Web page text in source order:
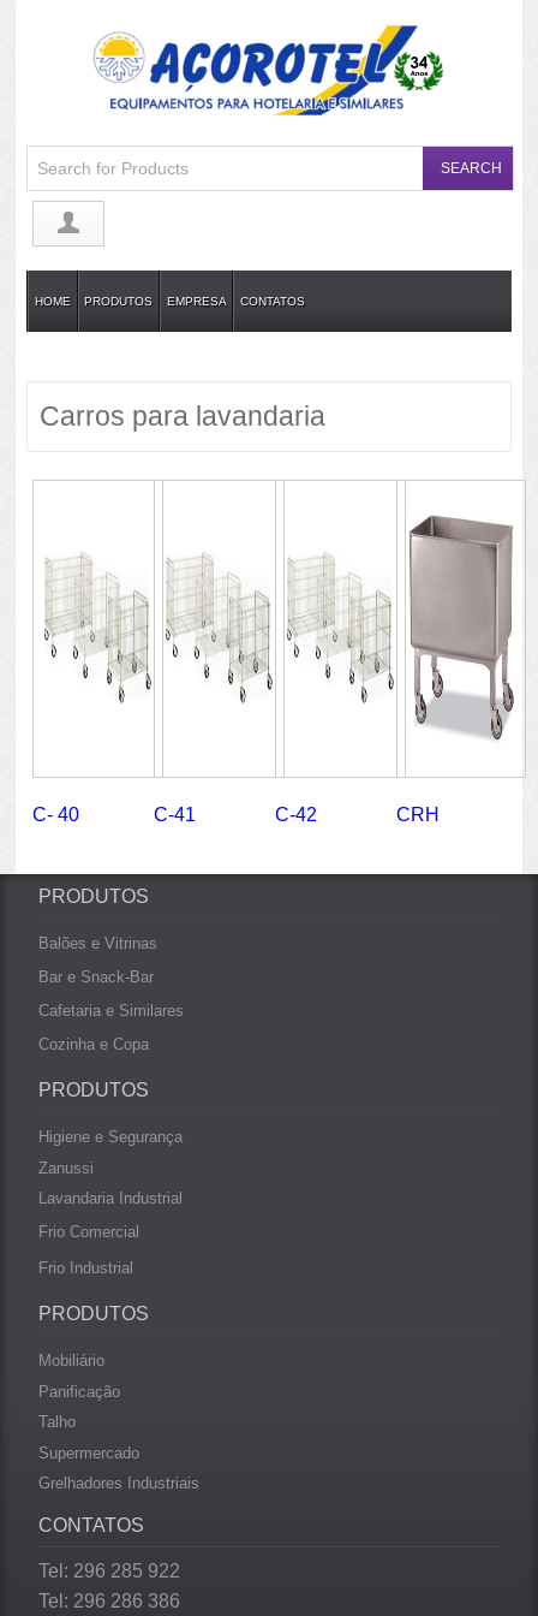
HOME PRODUTOS EMPRESA CONTATOS
Carros para lavandaria
C- 40 C-41 C-42 CRH
PRODUTOS
Balões e Vitrinas
Bar e Snack-Bar
Cafetaria e Similares
Cozinha e Copa
PRODUTOS
Higiene e Segurança
Zanussi
Lavandaria Industrial
Frio Comercial
Frio Industrial
PRODUTOS
Mobiliário
Panificação
Talho
Supermercado
Grelhadores Industriais
CONTATOS
Tel: 296 285 922
Tel: 296 286 386